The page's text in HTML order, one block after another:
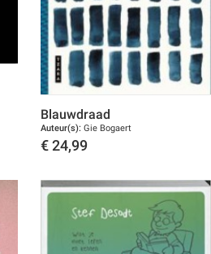
Blauwdraad
Auteur(s): Gie Bogaert
€ 24,99